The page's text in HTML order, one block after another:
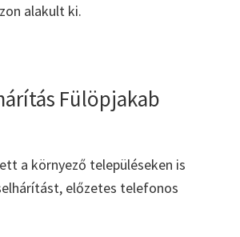
alakult ki.
Fülöpjakab
a környező településeken is
előzetes telefonos